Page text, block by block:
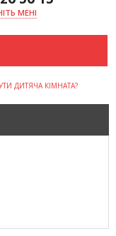
МЕНІ
ДИТЯЧА КІМНАТА?